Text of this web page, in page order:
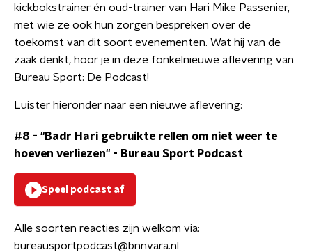
kickbokstrainer én oud-trainer van Hari Mike Passenier,
met wie ze ook hun zorgen bespreken over de
toekomst van dit soort evenementen. Wat hij van de
zaak denkt, hoor je in deze fonkelnieuwe aflevering van
Bureau Sport: De Podcast!
Luister hieronder naar een nieuwe aflevering:
#8 - "Badr Hari gebruikte rellen om niet weer te
hoeven verliezen" - Bureau Sport Podcast
Speel podcast af
Alle soorten reacties zijn welkom via:
bureausportpodcast@bnnvara.nl